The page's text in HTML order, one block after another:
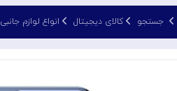
جستجو کالای دیجیتال انواع لوازم جانبی